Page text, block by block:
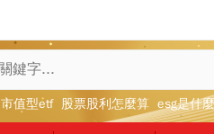
市值型etf 股票股利怎麼算 esg是什麼